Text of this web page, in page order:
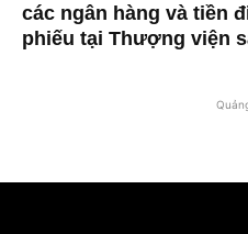
các ngân hàng và tiền
phiếu tại Thượng viện